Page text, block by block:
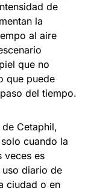
de
la
al aire
que no
que puede
del tiempo.
Cetaphil,
cuando la
veces es
diario de
ciudad o en